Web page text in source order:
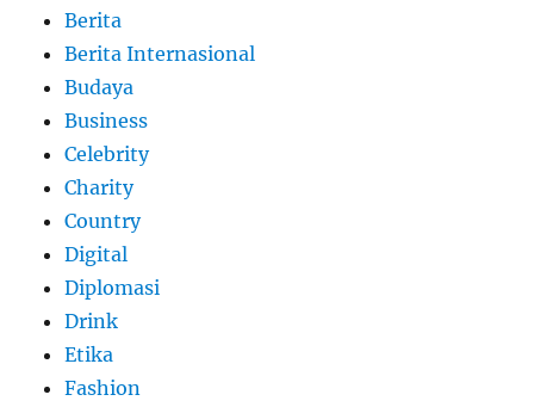
Berita
Berita Internasional
Budaya
Business
Celebrity
Charity
Country
Digital
Diplomasi
Drink
Etika
Fashion